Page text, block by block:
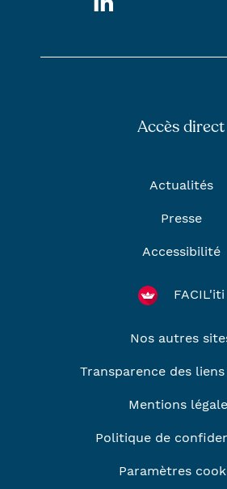
Accès direct
Actualités
Presse
Accessibilité
FACIL'iti
Nos autres
Transparence des
Mentions
Politique de
Paramètres